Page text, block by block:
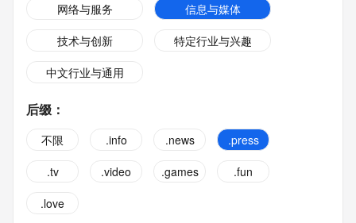
网络与服务
信息与媒体
技术与创新
特定行业与兴趣
中文行业与通用
后缀 ：
不限 .info .news
.press
.tv
.video .games
.fun
.love